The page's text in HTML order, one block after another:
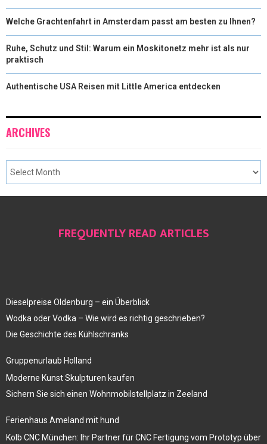
Welche Grachtenfahrt in Amsterdam passt am besten zu Ihnen?
Ruhe, Schutz und Stil: Warum ein Moskitonetz mehr ist als nur
praktisch
Authentische USA Reisen mit Little America entdecken
ARCHIVES
FREQUENTLY READ ARTICLES
Dieselpreise Oldenburg – ein Überblick
Wodka oder Vodka – Wie wird es richtig geschrieben?
Die Geschichte des Kühlschranks
Gruppenurlaub Holland
Moderne Kunst Skulpturen kaufen
Sichern Sie sich einen Wohnmobilstellplatz in Zeeland
Ferienhaus Ameland mit hund
Kolb CNC München: Ihr Partner für CNC Fertigung vom Prototyp über